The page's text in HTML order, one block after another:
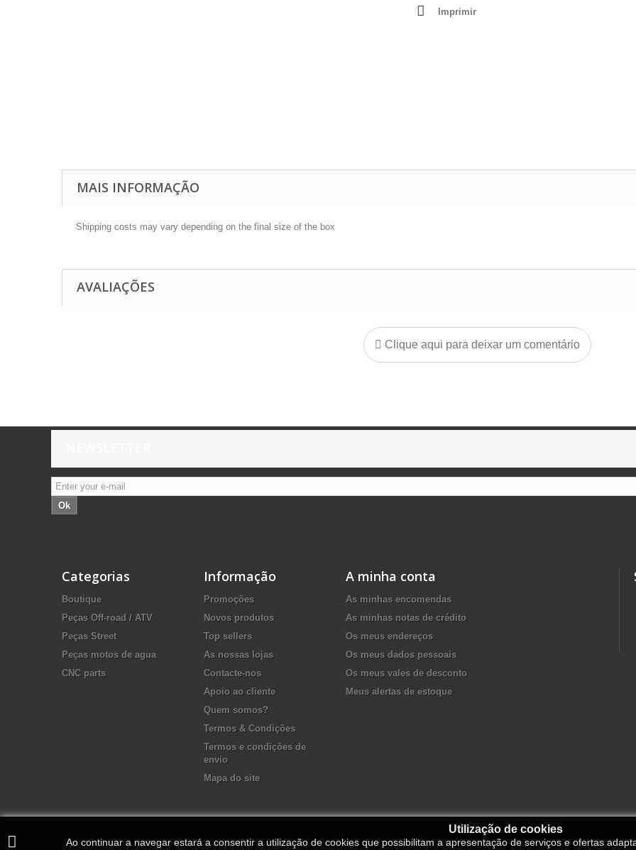
Imprimir
MAIS INFORMAÇÃO
Shipping costs may vary depending on the final size of the box
AVALIAÇÕES
Clique aqui para deixar um comentário
Ok
Categorias
Boutique
Peças Off-road / ATV
Peças Street
Peças motos de agua
CNC parts
Informação
Promoções
Novos produtos
Top sellers
As nossas lojas
Contacte-nos
Apoio ao cliente
Quem somos?
Termos & Condições
Termos e condições de
envio
Mapa do site
A minha conta
As minhas encomendas
As minhas notas de crédito
Os meus endereços
Os meus dados pessoais
Os meus vales de desconto
Meus alertas de estoque
Utilização de cookies
Ao continuar a navegar estará a consentir a utilização de cookies que possibilitam a apresentação de serviços e ofertas